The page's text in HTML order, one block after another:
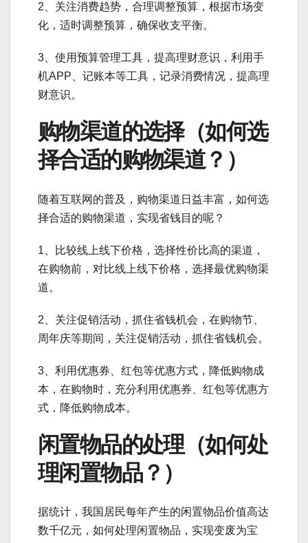
2、关注消费趋势，合理调整预算，根据市场变
化，适时调整预算，确保收支平衡。
3、使用预算管理工具，提高理财意识，利用手
机APP、记账本等工具，记录消费情况，提高理
财意识。
购物渠道的选择（如何选
择合适的购物渠道？）
随着互联网的普及，购物渠道日益丰富，如何选
择合适的购物渠道，实现省钱目的呢？
1、比较线上线下价格，选择性价比高的渠道，
在购物前，对比线上线下价格，选择最优购物渠
道。
2、关注促销活动，抓住省钱机会，在购物节、
周年庆等期间，关注促销活动，抓住省钱机会。
3、利用优惠券、红包等优惠方式，降低购物成
本，在购物时，充分利用优惠券、红包等优惠方
式，降低购物成本。
闲置物品的处理（如何处
理闲置物品？）
据统计，我国居民每年产生的闲置物品价值高达
数千亿元，如何处理闲置物品，实现变废为宝